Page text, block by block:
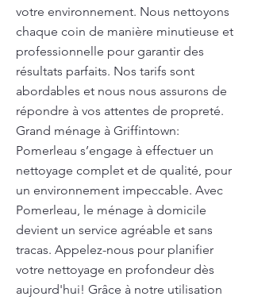
votre environnement. Nous nettoyons
chaque coin de manière minutieuse et
professionnelle pour garantir des
résultats parfaits. Nos tarifs sont
abordables et nous nous assurons de
répondre à vos attentes de propreté.
Grand ménage à Griffintown:
Pomerleau s’engage à effectuer un
nettoyage complet et de qualité, pour
un environnement impeccable. Avec
Pomerleau, le ménage à domicile
devient un service agréable et sans
tracas. Appelez-nous pour planifier
votre nettoyage en profondeur dès
aujourd'hui! Grâce à notre utilisation